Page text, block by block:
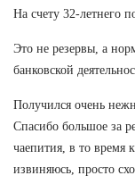
На счету 32-летнего
Это не резервы, а
банковской
Получился очень
Спасибо большое за
чаепития, в то время
извиняюсь, просто